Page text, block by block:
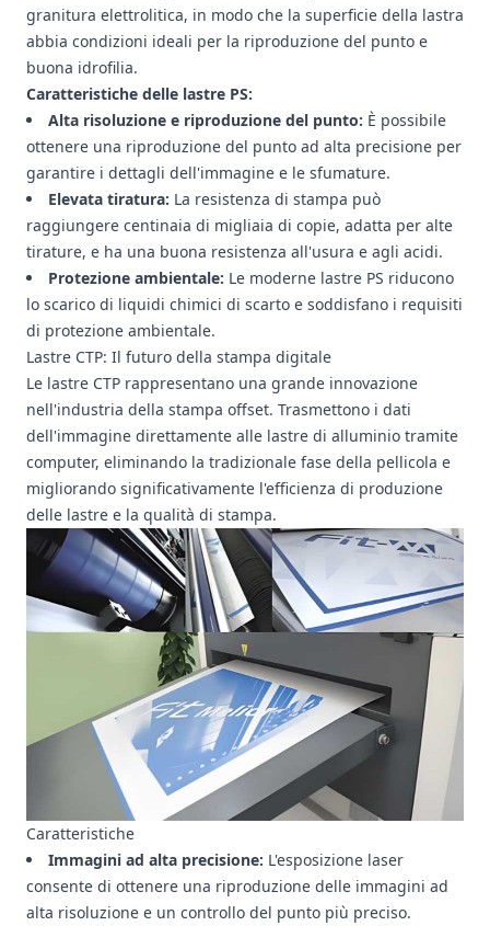
granitura elettrolitica, in modo che la superficie della lastra
abbia condizioni ideali per la riproduzione del punto e
buona idrofilia.
Caratteristiche delle lastre PS:
Alta risoluzione e riproduzione del punto: È possibile
ottenere una riproduzione del punto ad alta precisione per
garantire i dettagli dell'immagine e le sfumature.
Elevata tiratura: La resistenza di stampa può
raggiungere centinaia di migliaia di copie, adatta per alte
tirature, e ha una buona resistenza all'usura e agli acidi.
Protezione ambientale: Le moderne lastre PS riducono
lo scarico di liquidi chimici di scarto e soddisfano i requisiti
di protezione ambientale.
Lastre CTP: Il futuro della stampa digitale
Le lastre CTP rappresentano una grande innovazione
nell'industria della stampa offset. Trasmettono i dati
dell'immagine direttamente alle lastre di alluminio tramite
computer, eliminando la tradizionale fase della pellicola e
migliorando significativamente l'efficienza di produzione
delle lastre e la qualità di stampa.
Caratteristiche
Immagini ad alta precisione: L'esposizione laser
consente di ottenere una riproduzione delle immagini ad
alta risoluzione e un controllo del punto più preciso.